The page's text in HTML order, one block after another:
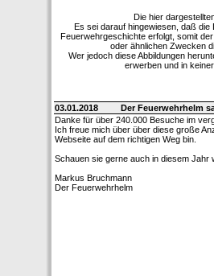
Die hier
Es sei darauf hingewiesen, daß
Feuerwehrgeschichte erfolgt, somit
oder ähnlichen Zwecken
Wer jedoch diese Abbildungen
erwerben und in
03.01.2018
Der Feuerwehrhelm
Danke für über 240.000 Besuche im
Ich freue mich über über diese große
Webseite auf dem richtigen Weg bin.
Schauen sie gerne auch in diesem Jahr
Markus Bruchmann
Der Feuerwehrhelm